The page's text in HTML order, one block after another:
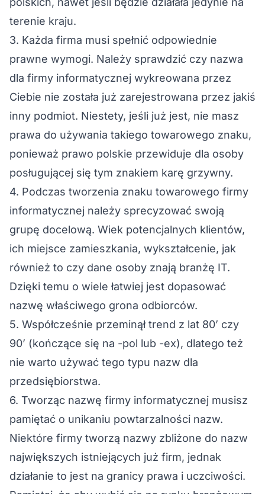
terenie kraju.
3. Każda firma musi spełnić odpowiednie
prawne wymogi. Należy sprawdzić czy nazwa
dla firmy informatycznej wykreowana przez
Ciebie nie została już zarejestrowana przez jakiś
inny podmiot. Niestety, jeśli już jest, nie masz
prawa do używania takiego towarowego znaku,
ponieważ prawo polskie przewiduje dla osoby
posługującej się tym znakiem karę grzywny.
4. Podczas tworzenia znaku towarowego firmy
informatycznej należy sprecyzować swoją
grupę docelową. Wiek potencjalnych klientów,
ich miejsce zamieszkania, wykształcenie, jak
również to czy dane osoby znają branżę IT.
Dzięki temu o wiele łatwiej jest dopasować
nazwę właściwego grona odbiorców.
5. Współcześnie przeminął trend z lat 80’ czy
90’ (kończące się na -pol lub -ex), dlatego też
nie warto używać tego typu nazw dla
przedsiębiorstwa.
6. Tworząc nazwę firmy informatycznej musisz
pamiętać o unikaniu powtarzalności nazw.
Niektóre firmy tworzą nazwy zbliżone do nazw
największych istniejących już firm, jednak
działanie to jest na granicy prawa i uczciwości.